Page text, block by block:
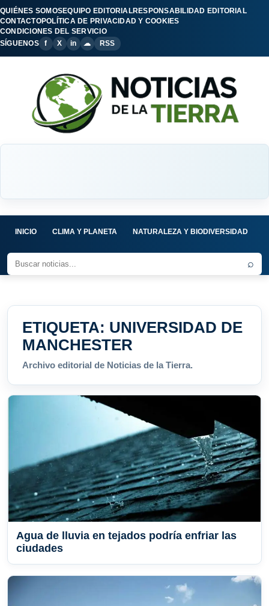
QUIÉNES SOMOSEQUIPO EDITORIALRESPONSABILIDAD EDITORIAL
CONTACTOPOLÍTICA DE PRIVACIDAD Y COOKIES
CONDICIONES DEL SERVICIO
SÍGUENOS
f X in ☁ RSS
INICIO CLIMA Y PLANETA NATURALEZA Y BIODIVERSIDAD
⌕
ETIQUETA: UNIVERSIDAD DE
MANCHESTER
Archivo editorial de Noticias de la Tierra.
Agua de lluvia en tejados podría enfriar las
ciudades